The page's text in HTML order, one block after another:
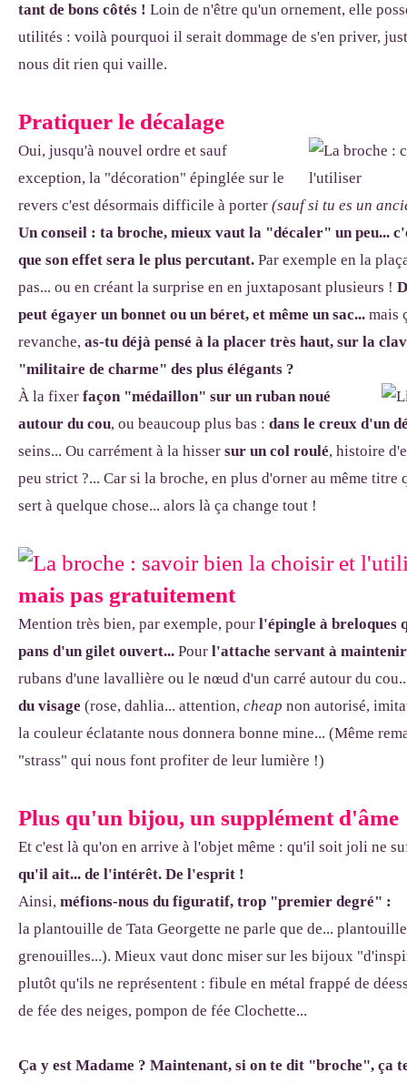
tant de bons côtés ! Loin de n'être qu'un ornement, elle
utilités : voilà pourquoi il serait dommage de s'en priver,
nous dit rien qui vaille.
Pratiquer le décalage
Oui, jusqu'à nouvel ordre et sauf
exception, la "décoration" épinglée sur le
revers c'est désormais difficile à porter (sauf si tu es un
Un conseil : ta broche, mieux vaut la "décaler" un peu...
que son effet sera le plus percutant. Par exemple en la
pas... ou en créant la surprise en en juxtaposant plusieurs !
peut égayer un bonnet ou un béret, et même un sac... mais
revanche, as-tu déjà pensé à la placer très haut, sur la
"militaire de charme" des plus élégants ?
À la fixer façon "médaillon" sur un ruban noué
autour du cou, ou beaucoup plus bas : dans le creux d'un
seins... Ou carrément à la hisser sur un col roulé, histoire
peu strict ?... Car si la broche, en plus d'orner au même
sert à quelque chose... alors là ça change tout !
mais pas gratuitement
Mention très bien, par exemple, pour l'épingle à breloques
pans d'un gilet ouvert... Pour l'attache servant à
rubans d'une lavallière ou le nœud d'un carré autour du
du visage (rose, dahlia... attention, cheap non autorisé,
la couleur éclatante nous donnera bonne mine... (Même
"strass" qui nous font profiter de leur lumière !)
Plus qu'un bijou, un supplément d'âme
Et c'est là qu'on en arrive à l'objet même : qu'il soit joli ne
qu'il ait... de l'intérêt. De l'esprit !
Ainsi, méfions-nous du figuratif, trop "premier degré" :
la plantouille de Tata Georgette ne parle que de...
grenouilles...). Mieux vaut donc miser sur les bijoux
plutôt qu'ils ne représentent : fibule en métal frappé de
de fée des neiges, pompon de fée Clochette...
Ça y est Madame ? Maintenant, si on te dit "broche", ça